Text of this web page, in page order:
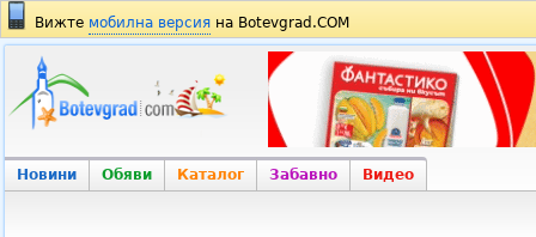
Вижте мобилна версия на Botevgrad.COM
Новини Обяви Каталог Забавно Видео